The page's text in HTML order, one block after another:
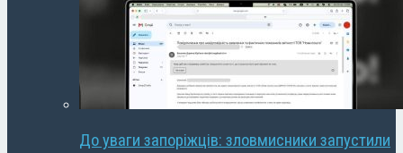
До уваги запоріжців: зловмисники запустили